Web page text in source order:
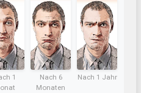
1
Nach 6
Monaten
Nach 1 Jahr